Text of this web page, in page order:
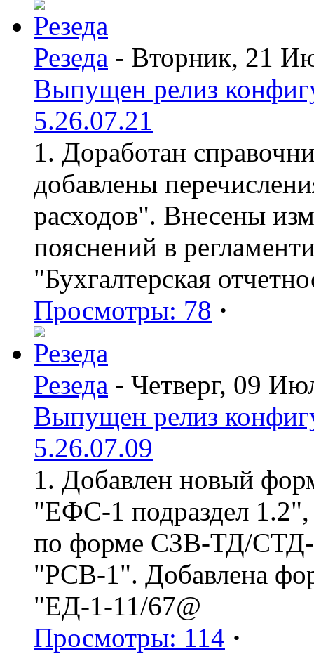
Резеда - Вторник, 21
Выпущен релиз
5.26.07.21
1. Доработан
добавлены
расходов". Внесены
пояснений в
"Бухгалтерская
Просмотры: 78 ·
Резеда - Четверг, 09
Выпущен релиз
5.26.07.09
1. Добавлен новый
"ЕФС-1 подраздел
по форме СЗВ-ТД/СТД-
"РСВ-1". Добавлена
"ЕД-1-11/67@
Просмотры: 114 ·